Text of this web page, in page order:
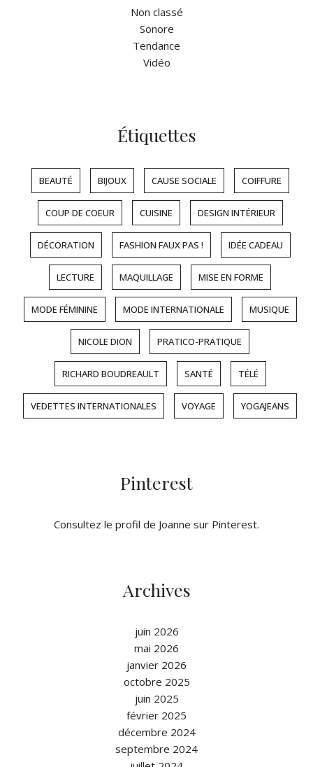
Non classé
Sonore
Tendance
Vidéo
Étiquettes
BEAUTÉ BIJOUX CAUSE SOCIALE COIFFURE
COUP DE COEUR CUISINE DESIGN INTÉRIEUR
DÉCORATION FASHION FAUX PAS ! IDÉE CADEAU
LECTURE MAQUILLAGE MISE EN FORME
MODE FÉMININE MODE INTERNATIONALE MUSIQUE
NICOLE DION PRATICO-PRATIQUE
RICHARD BOUDREAULT SANTÉ TÉLÉ
VEDETTES INTERNATIONALES VOYAGE YOGAJEANS
Pinterest
Consultez le profil de Joanne sur Pinterest.
Archives
juin 2026
mai 2026
janvier 2026
octobre 2025
juin 2025
février 2025
décembre 2024
septembre 2024